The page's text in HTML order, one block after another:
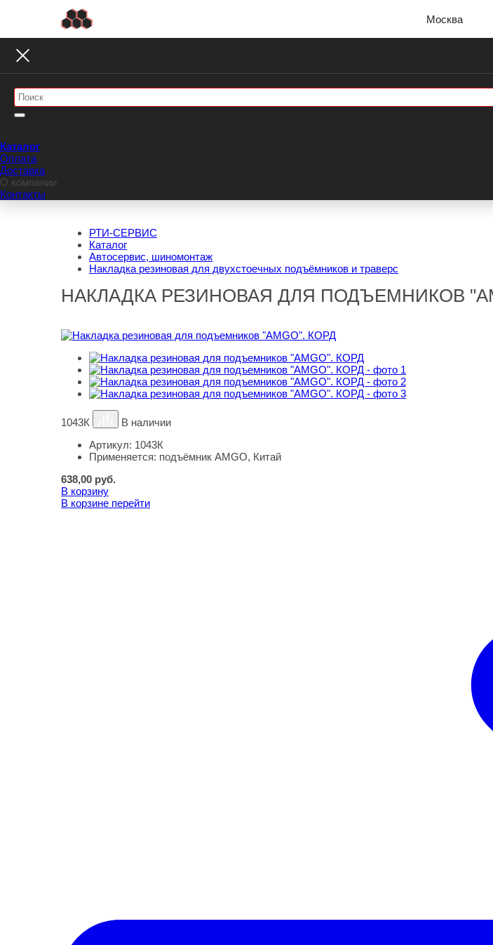
Москва
Каталог
Оплата
Доставка
О компании
Контакты
РТИ-СЕРВИС
Каталог
Автосервис, шиномонтаж
Накладка резиновая для двухстоечных подъёмников и траверс
НАКЛАДКА РЕЗИНОВАЯ ДЛЯ ПОДЪЕМНИКОВ
1043К
В наличии
Артикул: 1043К
Применяется: подъёмник AMGO, Китай
638,00 руб.
В корзину
В корзине перейти